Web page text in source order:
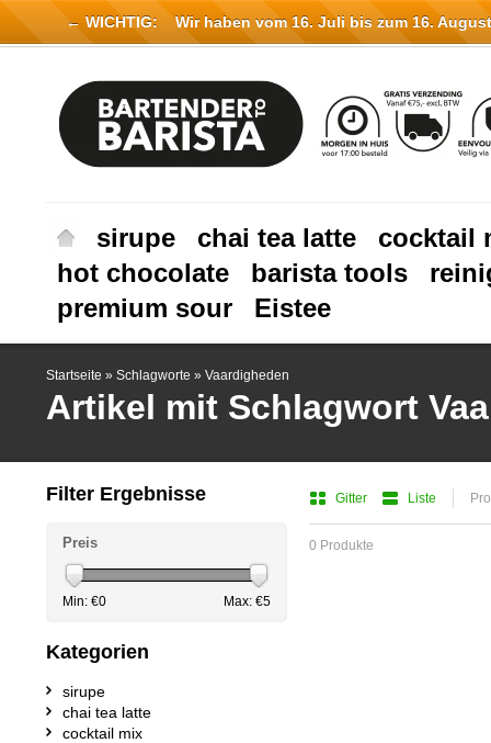
sirupe chai tea latte
cocktail
hot chocolate
barista tools
premium sour
Eistee
Startseite » Schlagworte » Vaardigheden
Artikel mit Schlagwort
Gitter Liste
0 Produkte
Filter Ergebnisse
Preis
Min: €0 Max: €5
Kategorien
sirupe
chai tea latte
cocktail mix
← WICHTIG: Wir haben vom 16. Juli bis zum 16.